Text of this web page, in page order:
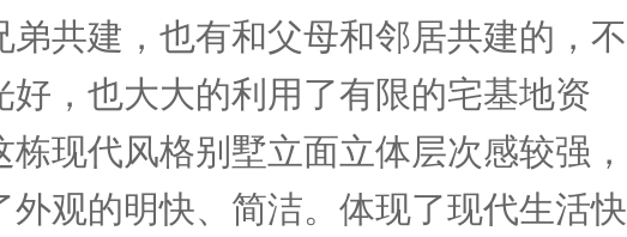
弟共建，也有和父母和邻居共建的，不
好，也大大的利用了有限的宅基地资
栋现代风格别墅立面立体层次感较强，
外观的明快、简洁。体现了现代生活快